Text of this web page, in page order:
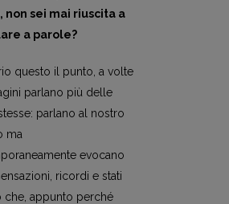
non sei mai riuscita a
a parole?
questo il punto, a volte
parlano più delle
parlano al nostro
ma
evocano
ricordi e stati
che, appunto perché